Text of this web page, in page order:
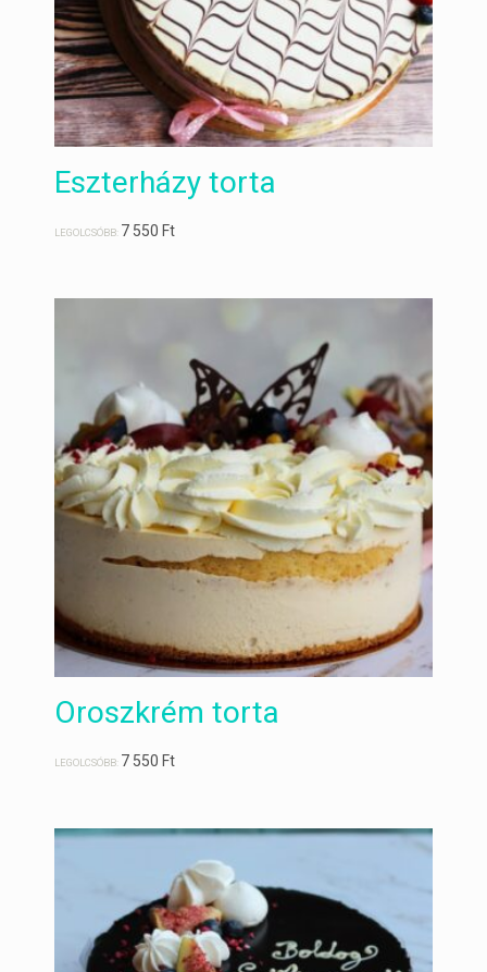
Eszterházy torta
LEGOLCSÓBB: 7 550Ft
Oroszkrém torta
LEGOLCSÓBB: 7 550Ft